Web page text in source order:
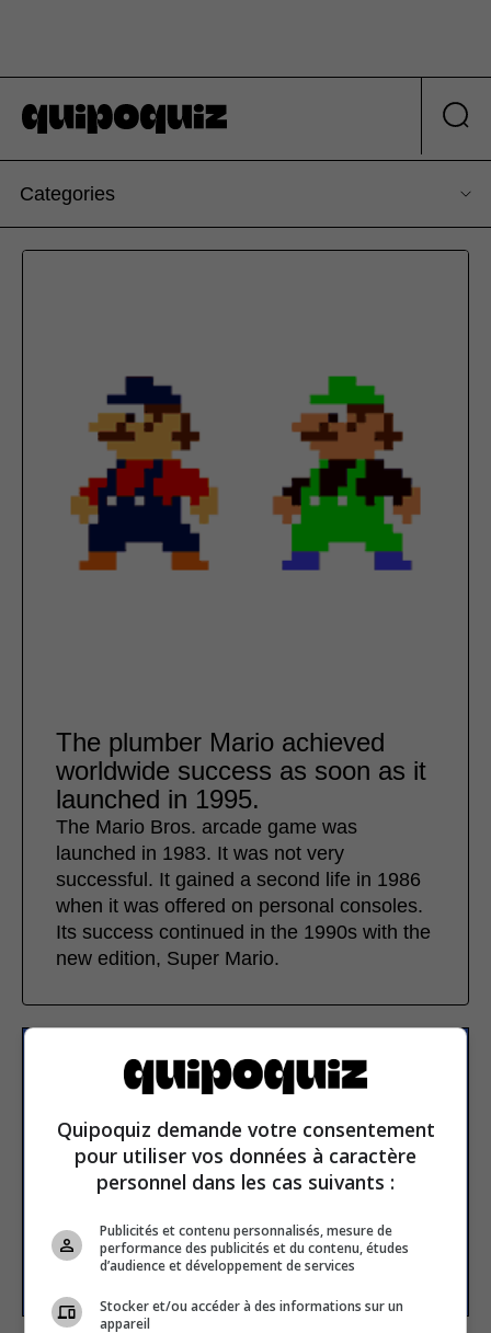
Categories
The plumber Mario achieved
worldwide success as soon as it
launched in 1995.
The Mario Bros. arcade game was
launched in 1983. It was not very
successful. It gained a second life in 1986
when it was offered on personal consoles.
Its success continued in the 1990s with the
new edition, Super Mario.
Subscribe to our
newsletter
Email address
SUBSCRIBE
Quipoquiz demande votre consentement
pour utiliser vos données à caractère
personnel dans les cas suivants :
Publicités et contenu personnalisés, mesure de
performance des publicités et du contenu, études
d’audience et développement de services
Stocker et/ou accéder à des informations sur un
appareil